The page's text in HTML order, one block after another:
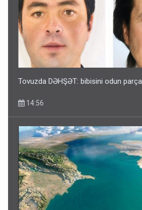
Tovuzda DƏHŞƏT: bibisini odun
14:56